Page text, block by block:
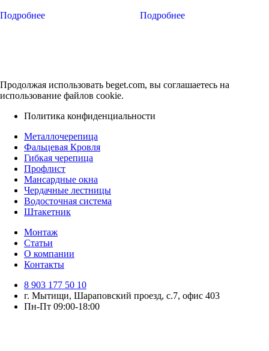
795 ₽.
Подробнее
755 ₽.
Подробнее
Продолжая использовать beget.com, вы соглашаетесь на
использование файлов cookie.
Политика конфиденциальности
Металлочерепица
Фальцевая Кровля
Гибкая черепица
Профлист
Мансардные окна
Чердачные лестницы
Водосточная система
Штакетник
Монтаж
Статьи
О компании
Контакты
8 903 177 50 10
г. Мытищи, Шараповский проезд, с.7, офис 403
Пн-Пт 09:00-18:00